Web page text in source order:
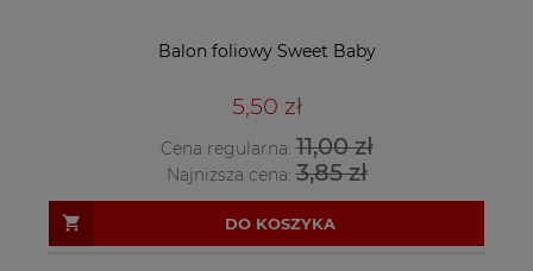
Balon foliowy Sweet Baby
5,50 zł
Cena regularna:11,00 zł
Najniższa cena:3,85 zł
DO KOSZYKA